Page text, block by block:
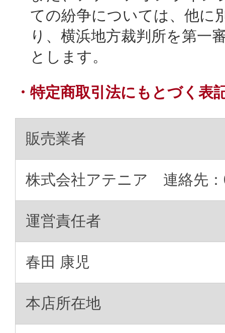
ての紛争については、他に
り、横浜地方裁判所を第一
とします。
・特定商取引法にもとづく表
販売業者
株式会社アテニア 連絡先
運営責任者
春田 康児
本店所在地